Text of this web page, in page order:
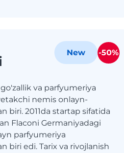
va parfyumeriya
nemis onlayn-
biri. 2011da startap sifatida
Flaconi Germaniyadagi
parfyumeriya
biri edi. Tarix va rivojlanish
New -50%